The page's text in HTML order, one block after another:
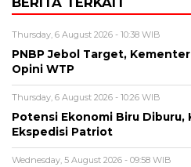
Thursday, 6 August 2026 - 10:38 WIB
PNBP Jebol Target,
Opini WTP
Thursday, 6 August 2026 - 10:26 WIB
Potensi Ekonomi Biru Diburu,
Ekspedisi Patriot
Wednesday, 5 August 2026 - 09:58 WIB